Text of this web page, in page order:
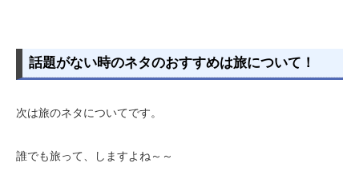
話題がない時のネタのおすすめは旅について！
次は旅のネタについてです。
誰でも旅って、しますよね～～